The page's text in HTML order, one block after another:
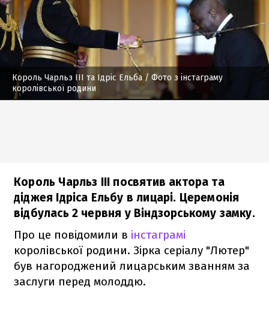
Король Чарльз III та Ідріс Ельба / Фото з інстаграму
королівської родини
Король Чарльз III посвятив актора та
діджея Ідріса Ельбу в лицарі. Церемонія
відбулась 2 червня у Віндзорському замку.
Про це повідомили в інстаграмі
королівської родини. Зірка серіалу "Лютер"
був нагороджений лицарським званням за
заслуги перед молоддю.